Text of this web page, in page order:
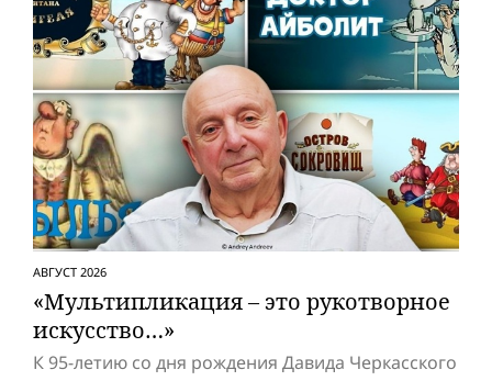
АВГУСТ 2026
«Мультипликация – это рукотворное
искусство…»
К 95-летию со дня рождения Давида Черкасского